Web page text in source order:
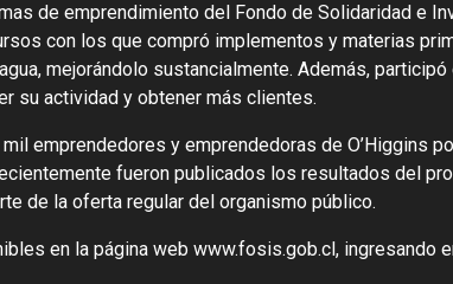
de emprendimiento del Fondo de Solidaridad e
con los que compró implementos y materias
mejorándolo sustancialmente. Además,
su actividad y obtener más clientes.
emprendedores y emprendedoras de O’Higgins
fueron publicados los resultados del
de la oferta regular del organismo público.
en la página web www.fosis.gob.cl, ingresando